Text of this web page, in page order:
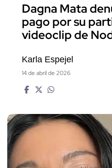
Dagna Mata
pago por su
videoclip de
Karla Espejel
14 de abril de 2026